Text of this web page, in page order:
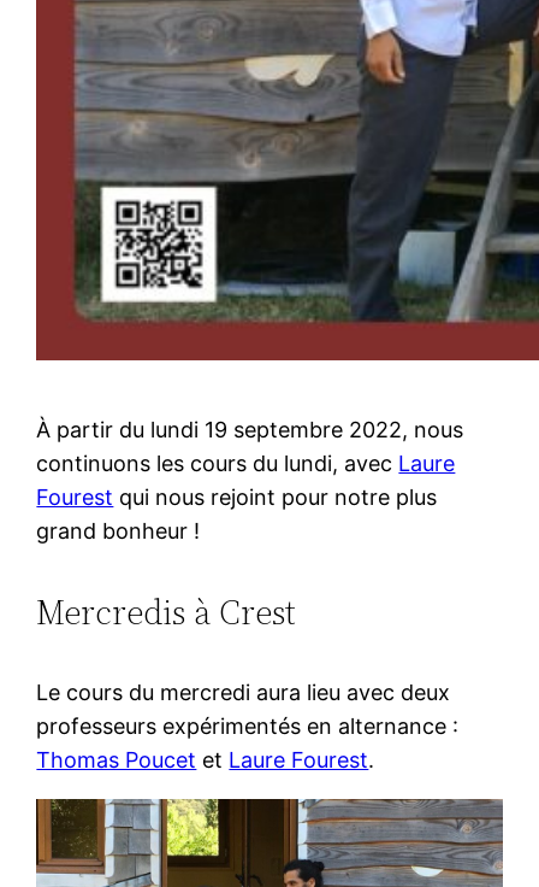
À partir du lundi 19 septembre 2022, nous
continuons les cours du lundi, avec Laure
Fourest qui nous rejoint pour notre plus
grand bonheur !
Mercredis à Crest
Le cours du mercredi aura lieu avec deux
professeurs expérimentés en alternance :
Thomas Poucet et Laure Fourest.